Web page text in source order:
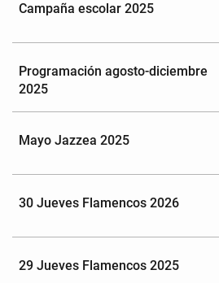
Campaña escolar 2025
Programación agosto-diciembre
2025
Mayo Jazzea 2025
30 Jueves Flamencos 2026
29 Jueves Flamencos 2025